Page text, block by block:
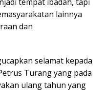
lainnya
dan
selamat kepada
Turang yang pada
ulang tahun yang